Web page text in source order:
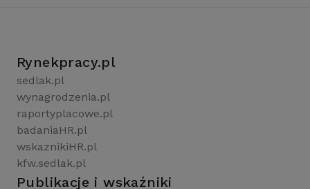
Rynekpracy.pl
sedlak.pl
wynagrodzenia.pl
raportyplacowe.pl
badaniaHR.pl
wskaznikiHR.pl
kfw.sedlak.pl
Publikacje i wskaźniki